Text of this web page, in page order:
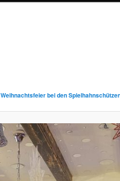
Weihnachtsfeier bei den